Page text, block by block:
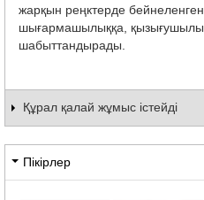
жарқын реңктерде
шығармашылыққа,
шабыттандырады.
Құрал қалай жұмыс істейді
Пікірлер